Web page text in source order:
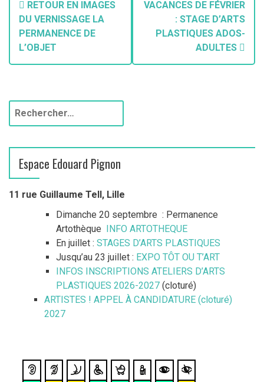
RETOUR EN IMAGES
DU VERNISSAGE LA
PERMANENCE DE
L’OBJET
VACANCES DE FÉVRIER
: STAGE D’ARTS
PLASTIQUES ADOS-
ADULTES
Espace Edouard Pignon
11 rue Guillaume Tell, Lille
Dimanche 20 septembre : Permanence
Artothèque INFO ARTOTHEQUE
En juillet : STAGES D’ARTS PLASTIQUES
Jusqu’au 23 juillet : EXPO TÔT OU T’ART
INFOS INSCRIPTIONS ATELIERS D’ARTS
PLASTIQUES 2026-2027 (cloturé)
ARTISTES ! APPEL À CANDIDATURE (cloturé)
2027